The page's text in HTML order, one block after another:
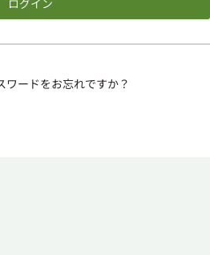
ワードをお忘れですか？